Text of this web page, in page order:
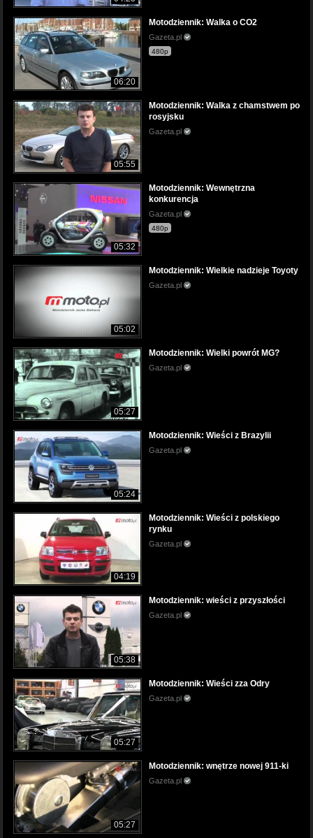
06:20
Motodziennik: Walka o CO2
Gazeta.pl
480p
05:55
Motodziennik: Walka z chamstwem po
rosyjsku
Gazeta.pl
05:32
Motodziennik: Wewnętrzna
konkurencja
Gazeta.pl
480p
05:02
Motodziennik: Wielkie nadzieje Toyoty
Gazeta.pl
05:27
Motodziennik: Wielki powrót MG?
Gazeta.pl
05:24
Motodziennik: Wieści z Brazylii
Gazeta.pl
04:19
Motodziennik: Wieści z polskiego
rynku
Gazeta.pl
05:38
Motodziennik: wieści z przyszłości
Gazeta.pl
05:27
Motodziennik: Wieści zza Odry
Gazeta.pl
05:27
Motodziennik: wnętrze nowej 911-ki
Gazeta.pl